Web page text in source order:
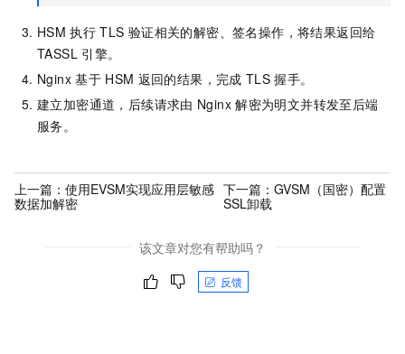
HSM 执行 TLS 验证相关的解密、签名操作，将结果返回给
TASSL 引擎。
Nginx 基于 HSM 返回的结果，完成 TLS 握手。
建立加密通道，后续请求由 Nginx 解密为明文并转发至后端
服务。
上一篇： 使用EVSM实现应用层敏感
数据加解密
下一篇： GVSM（国密）配置
SSL卸载
该文章对您有帮助吗？
反馈